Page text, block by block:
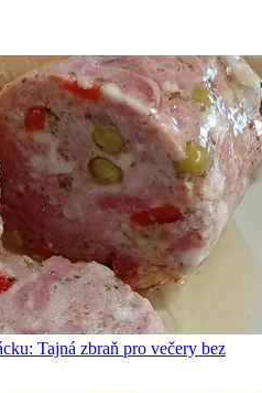
Tajná zbraň pro večery bez